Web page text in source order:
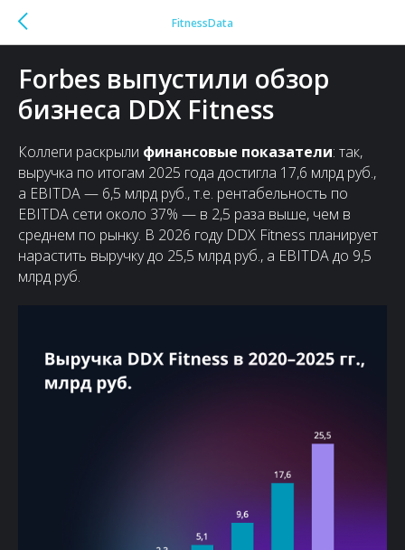
FitnessData
Forbes выпустили обзор
бизнеса DDX Fitness
Коллеги раскрыли финансовые показатели: так,
выручка по итогам 2025 года достигла 17,6 млрд руб.,
а EBITDA — 6,5 млрд руб., т.е. рентабельность по
EBITDA сети около 37% — в 2,5 раза выше, чем в
среднем по рынку. В 2026 году DDX Fitness планирует
нарастить выручку до 25,5 млрд руб., а EBITDA до 9,5
млрд руб.